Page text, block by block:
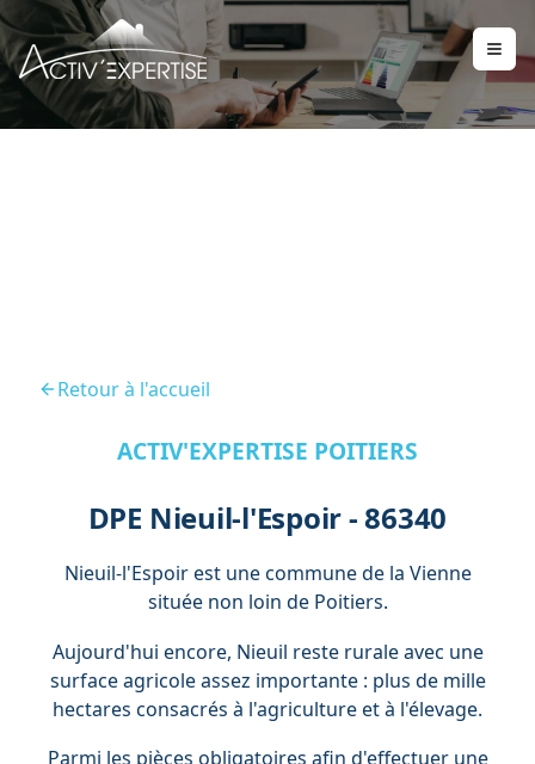
Retour à l'accueil
ACTIV'EXPERTISE POITIERS
DPE Nieuil-l'Espoir - 86340
Nieuil-l'Espoir est une commune de la Vienne
située non loin de Poitiers.
Aujourd'hui encore, Nieuil reste rurale avec une
surface agricole assez importante : plus de mille
hectares consacrés à l'agriculture et à l'élevage.
Parmi les pièces obligatoires afin d'effectuer une